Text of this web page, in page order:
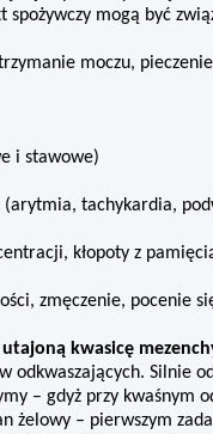
spożywczy mogą być
moczu,
i stawowe)
tachykardia,
kłopoty z
zmęczenie, pocenie
utajoną kwasicę
odkwasza­jących. Silnie
– gdyż przy
żelowy – pierwszym